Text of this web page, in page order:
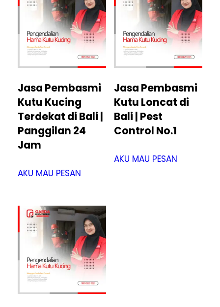
Jasa Pembasmi
Kutu Kucing
Terdekat di Bali |
Panggilan 24
Jam
AKU MAU PESAN
Jasa Pembasmi
Kutu Loncat di
Bali | Pest
Control No.1
AKU MAU PESAN